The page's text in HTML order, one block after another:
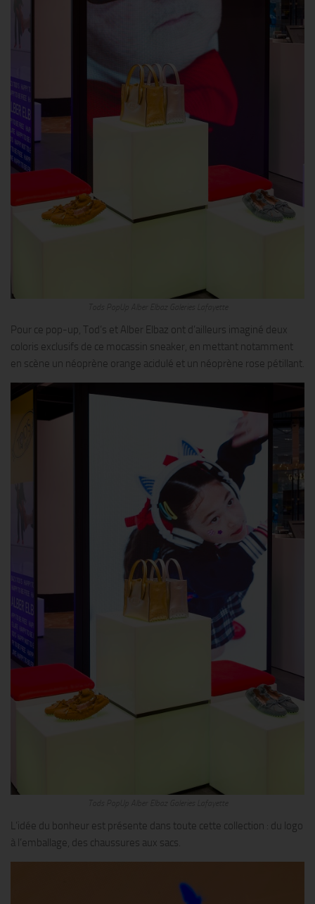
Pour ce pop-up, Tod’s et Alber Elbaz ont d’ailleurs imaginé deux
coloris exclusifs de ce mocassin sneaker, en mettant notamment
en scène un néoprène orange acidulé et un néoprène rose pétillant.
L’idée du bonheur est présente dans toute cette collection : du logo
à l’emballage, des chaussures aux sacs.